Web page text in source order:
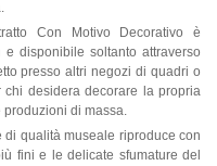
Con Motivo Decorativo è
disponibile soltanto attraverso
presso altri negozi di quadri o
desidera decorare la propria
di massa.
di qualità museale riproduce con
fini e le delicate sfumature del